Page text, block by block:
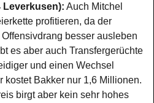
Leverkusen): Auch Mitchel
profitieren, da der
besser ausleben
es aber auch Transfergerüchte
und einen Wechsel
kostet Bakker nur 1,6 Millionen.
birgt aber kein sehr hohes